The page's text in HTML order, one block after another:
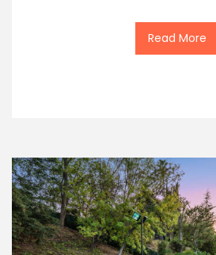
Read More